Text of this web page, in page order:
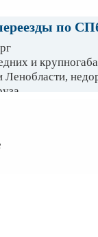
по
и